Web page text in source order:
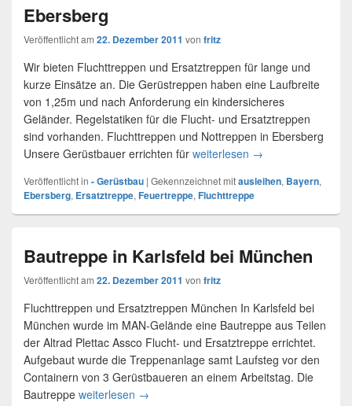
Ebersberg
Veröffentlicht am 22. Dezember 2011 von fritz
Wir bieten Fluchttreppen und Ersatztreppen für lange und
kurze Einsätze an. Die Gerüstreppen haben eine Laufbreite
von 1,25m und nach Anforderung ein kindersicheres
Geländer. Regelstatiken für die Flucht- und Ersatztreppen
sind vorhanden. Fluchttreppen und Nottreppen in Ebersberg
Unsere Gerüstbauer errichten für weiterlesen Fluchttreppen und
→
Veröffentlicht in - Gerüstbau | Gekennzeichnet mitausleihen, Bayern,
Ebersberg, Ersatztreppe, Feuertreppe, Fluchttreppe
Bautreppe in Karlsfeld bei München
Veröffentlicht am 22. Dezember 2011 von fritz
Fluchttreppen und Ersatztreppen München In Karlsfeld bei
München wurde im MAN-Gelände eine Bautreppe aus Teilen
der Altrad Plettac Assco Flucht- und Ersatztreppe errichtet.
Aufgebaut wurde die Treppenanlage samt Laufsteg vor den
Containern von 3 Gerüstbaueren an einem Arbeitstag. Die
Bautreppe weiterlesen Bautreppe in Karlsfeld bei München
→